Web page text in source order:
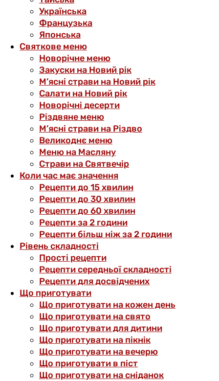
Українська
Французька
Японська
Святкове меню
Новорічне меню
Закуски на Новий рік
М’ясні страви на Новий рік
Салати на Новий рік
Новорічні десерти
Різдвяне меню
М’ясні страви на Різдво
Великоднє меню
Меню на Масляну
Страви на Святвечір
Коли час має значення
Рецепти до 15 хвилин
Рецепти до 30 хвилин
Рецепти до 60 хвилин
Рецепти за 2 години
Рецепти більш ніж за 2 години
Рівень складності
Прості рецепти
Рецепти середньої складності
Рецепти для досвідчених
Що приготувати
Що приготувати на кожен день
Що приготувати на свято
Що приготувати для дитини
Що приготувати на пікнік
Що приготувати на вечерю
Що приготувати в піст
Що приготувати на сніданок